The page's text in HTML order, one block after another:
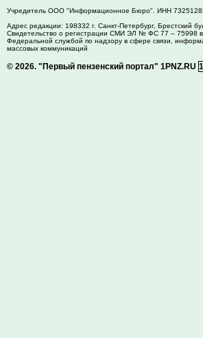
Учредитель ООО "Информационное Бюро". ИНН
Адрес редакции: 198332 г. Санкт-Петербург, Брестский
Свидетельство о регистрации СМИ ЭЛ № ФС 77 – 75998
Федеральной службой по надзору в сфере связи,
массовых коммуникаций
© 2026. "Первый пензенский портал" 1PNZ.RU